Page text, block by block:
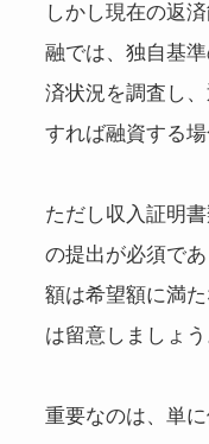
しかし現在の返
融では、独自基
済状況を調査し
すれば融資する場
ただし収入証明
の提出が必須で
額は希望額に満
は留意しましょう
重要なのは、単